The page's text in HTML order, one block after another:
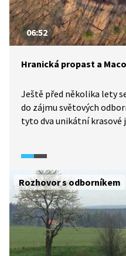
06:52
Hranická propast a
Ještě před několika lety
do zájmu světových
tyto dva unikátní krasové
mocnost zdejšího
geotermální uhličité
světa vytvořila. Opačně
nahoru.
Rozhovor s odborníkem